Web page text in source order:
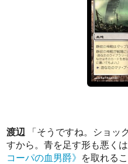
渡辺 「そうですね。ショッ
すから。青を足す形も悪く
コーパの血男爵》 を取れる